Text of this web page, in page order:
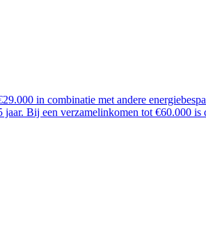
in combinatie met andere
Bij een verzamelinkomen tot €60.000 is